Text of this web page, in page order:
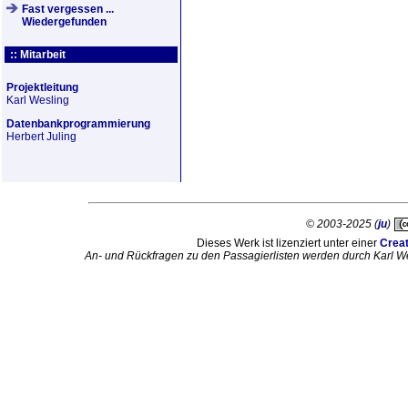
Fast vergessen ...
Wiedergefunden
:: Mitarbeit
Projektleitung
Karl Wesling
Datenbankprogrammierung
Herbert Juling
© 2003-2025 (ju)
Dieses Werk ist lizenziert unter einer
An- und Rückfragen zu den Passagierlisten werden durch Karl